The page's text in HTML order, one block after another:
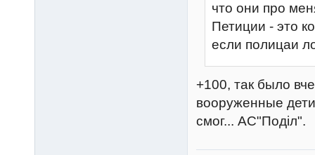
что они про
Петиции - это
если полицаи
+100, так было
вооруженные
смог... АС"Поділ".